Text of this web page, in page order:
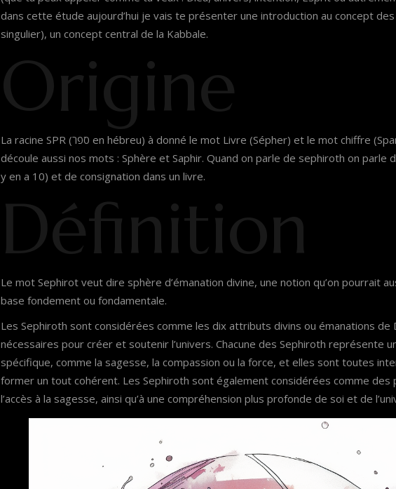
dans cette étude aujourd’hui je vais te présenter une introduction au concept
singulier), un concept central de la Kabbale.
Origine
La racine SPR (ספר en hébreu) à donné le mot Livre (Sépher) et le mot chiffre (Sparh) de cette racine
découle aussi nos mots : Sphère et Saphir. Quand on parle de sephiroth on parle
y en a 10) et de consignation dans un livre.
Définition
Le mot Sephirot veut dire sphère d’émanation divine, une notion qu’on pourrait
base fondement ou fondamentale.
Les Sephiroth sont considérées comme les dix attributs divins ou émanations de
nécessaires pour créer et soutenir l’univers. Chacune des Sephiroth représente
spécifique, comme la sagesse, la compassion ou la force, et elles sont toutes
former un tout cohérent. Les Sephiroth sont également considérées comme
l’accès à la sagesse, ainsi qu’à une compréhension plus profonde de soi et de